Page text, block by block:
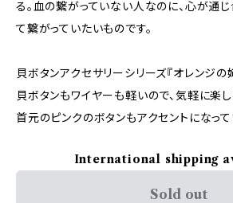
る。血の繋がっていない人なのに、心が通じ
て繋がっていたいものです。
貝ボタンアクセサリーシリーズ『オレンジの
貝ボタンもワイヤーも軽いので、気軽に楽
首元のピンクのボタンもアクセントになって
International shipping
Sold out